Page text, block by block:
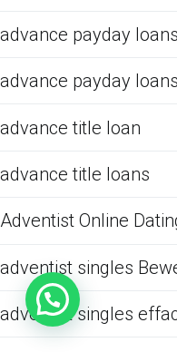
advance payday loans
advance payday
advance title loan
advance title loans
Adventist Online
adventist singles
adventist singles